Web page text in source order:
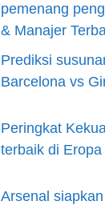
pemenang
& Manajer
Prediksi
Barcelona vs
Peringkat
terbaik di Eropa
Arsenal